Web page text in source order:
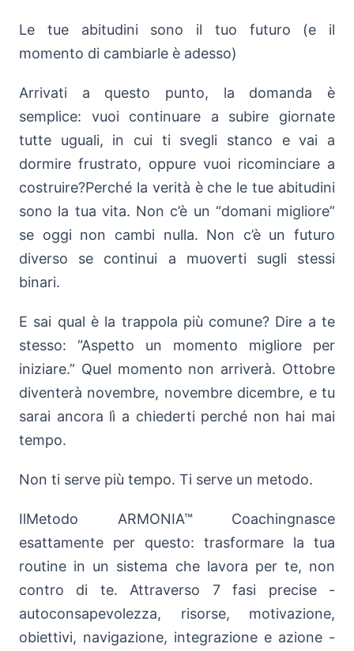
Le tue abitudini sono il tuo futuro (e il
momento di cambiarle è adesso)
Arrivati a questo punto, la domanda è
semplice: vuoi continuare a subire giornate
tutte uguali, in cui ti svegli stanco e vai a
dormire frustrato, oppure vuoi ricominciare a
costruire?Perché la verità è che le tue abitudini
sono la tua vita. Non c’è un “domani migliore”
se oggi non cambi nulla. Non c’è un futuro
diverso se continui a muoverti sugli stessi
binari.
E sai qual è la trappola più comune? Dire a te
stesso: “Aspetto un momento migliore per
iniziare.” Quel momento non arriverà. Ottobre
diventerà novembre, novembre dicembre, e tu
sarai ancora lì a chiederti perché non hai mai
tempo.
Non ti serve più tempo. Ti serve un metodo.
IlMetodo ARMONIA™ Coachingnasce
esattamente per questo: trasformare la tua
routine in un sistema che lavora per te, non
contro di te. Attraverso 7 fasi precise -
autoconsapevolezza, risorse, motivazione,
obiettivi, navigazione, integrazione e azione -